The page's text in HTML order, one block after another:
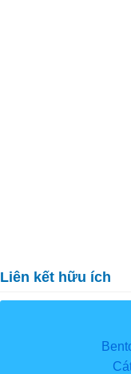
Liên kết hữu ích